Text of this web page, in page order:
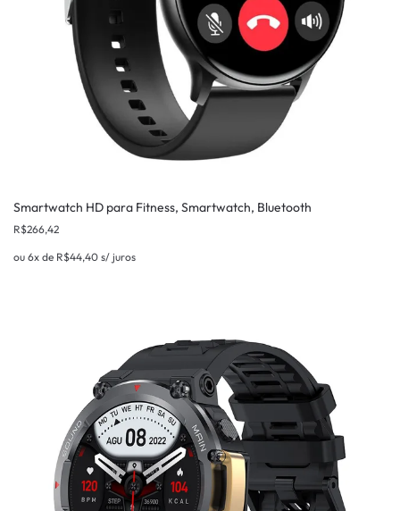
Smartwatch HD para Fitness, Smartwatch, Bluetooth
R$266,42
ou 6x de R$44,40 s/ juros